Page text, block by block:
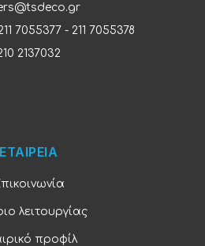
7055377- 211 7055378
2137032
ΕΤΑΙΡΕΙΑ
λειτουργίας
προφίλ